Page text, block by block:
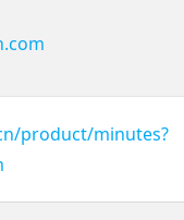
product/minutes?